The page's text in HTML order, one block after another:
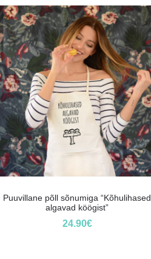
Puuvillane põll sõnumiga “Kõhulihased
algavad köögist”
24.90€